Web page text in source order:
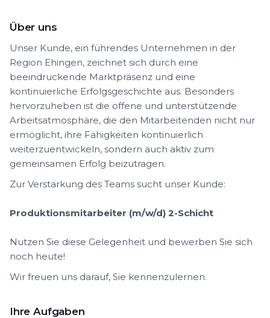
Über uns
Unser Kunde, ein führendes Unternehmen in der
Region Ehingen, zeichnet sich durch eine
beeindruckende Marktpräsenz und eine
kontinuierliche Erfolgsgeschichte aus. Besonders
hervorzuheben ist die offene und unterstützende
Arbeitsatmosphäre, die den Mitarbeitenden nicht nur
ermöglicht, ihre Fähigkeiten kontinuierlich
weiterzuentwickeln, sondern auch aktiv zum
gemeinsamen Erfolg beizutragen.
Zur Verstärkung des Teams sucht unser Kunde:
Produktionsmitarbeiter (m/w/d) 2-Schicht
Nutzen Sie diese Gelegenheit und bewerben Sie sich
noch heute!
Wir freuen uns darauf, Sie kennenzulernen.
Ihre Aufgaben